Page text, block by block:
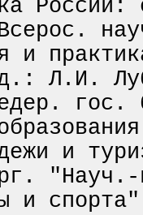
России:
и
Л.И.
гос.
и
"Науч.-
и